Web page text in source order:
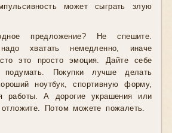
может сыграть злую
предложение? Не спешите.
хватать немедленно, иначе
это просто эмоция. Дайте себе
Покупки лучше делать
ноутбук, спортивную форму,
работы. А дорогие украшения или
Потом можете пожалеть.